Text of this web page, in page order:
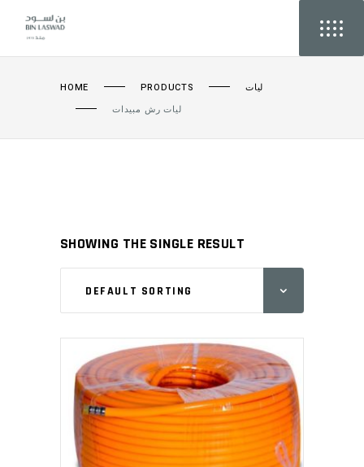
HOME PRODUCTS
ليات
ليات رش مبيدات
SHOWING THE SINGLE RESULT
DEFAULT SORTING
ADD TO CART